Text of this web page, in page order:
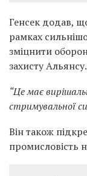
Генсек додав,
рамках
зміцнити
захисту Альянсу.
“Це має
стримувальної
Він також
промисловість